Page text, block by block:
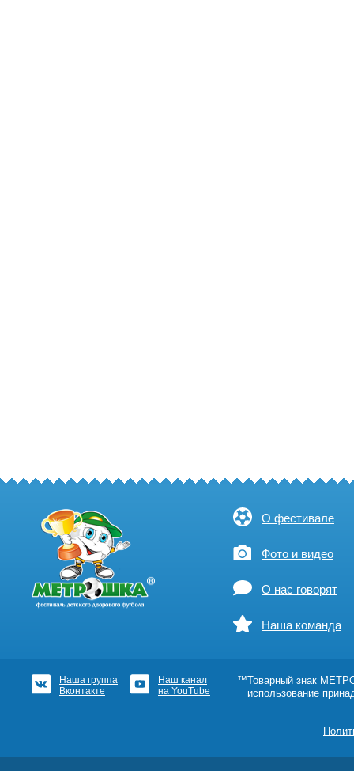
О фестивале
Фото и видео
О нас говорят
Наша команда
Наша группа
Вконтакте
Наш канал
на YouTube
™Товарный знак
использование